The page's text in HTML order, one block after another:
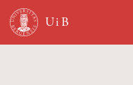
Hopp til hovedinnhold